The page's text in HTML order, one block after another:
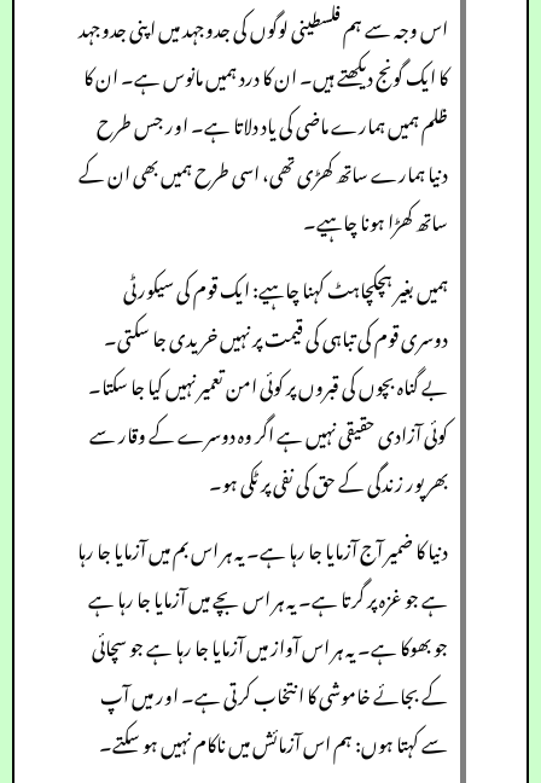
اس وجہ سے ہم فلسطینی لوگوں کی جدوجہد میں اپنی جدوجہد
کا ایک گونج دیکھتے ہیں۔ ان کا درد ہمیں مانوس ہے۔ ان کا
ظلم ہمیں ہمارے ماضی کی یاد دلاتا ہے۔ اور جس طرح
دنیا ہمارے ساتھ کھڑی تھی، اسی طرح ہمیں بھی ان کے
ساتھ کھڑا ہونا چاہیے۔
ہمیں بغیر ہچکچاہٹ کہنا چاہیے: ایک قوم کی سیکورٹی
دوسری قوم کی تباہی کی قیمت پر نہیں خریدی جا سکتی۔
بے گناہ بچوں کی قبروں پر کوئی امن تعمیر نہیں کیا جا سکتا۔
کوئی آزادی حقیقی نہیں ہے اگر وہ دوسرے کے وقار سے
بھرپور زندگی کے حق کی نفی پر ٹکی ہو۔
دنیا کا ضمیر آج آزمایا جا رہا ہے۔ یہ ہر اس بم میں آزمایا جا رہا
ہے جو غزہ پر گرتا ہے۔ یہ ہر اس بچے میں آزمایا جا رہا ہے
جو بھوکا ہے۔ یہ ہر اس آواز میں آزمایا جا رہا ہے جو سچائی
کے بجائے خاموشی کا انتخاب کرتی ہے۔ اور میں آپ
سے کہتا ہوں: ہم اس آزمائش میں ناکام نہیں ہو سکتے۔